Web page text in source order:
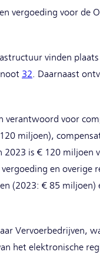
vergoeding voor de
vinden plaats
32. Daarnaast
voor
miljoen),
is € 120 miljoen
en overige
(2023: € 85
Vervoerbedrijven,
het elektronische